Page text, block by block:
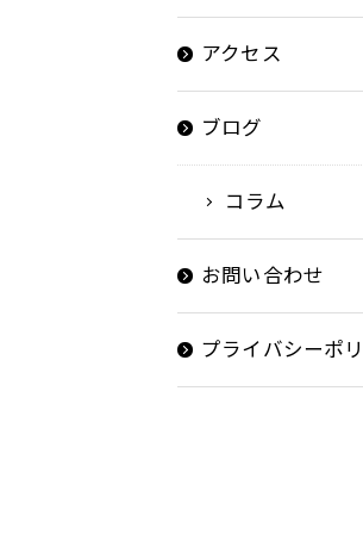
アクセス
ブログ
コラム
お問い合わせ
プライバシーポ